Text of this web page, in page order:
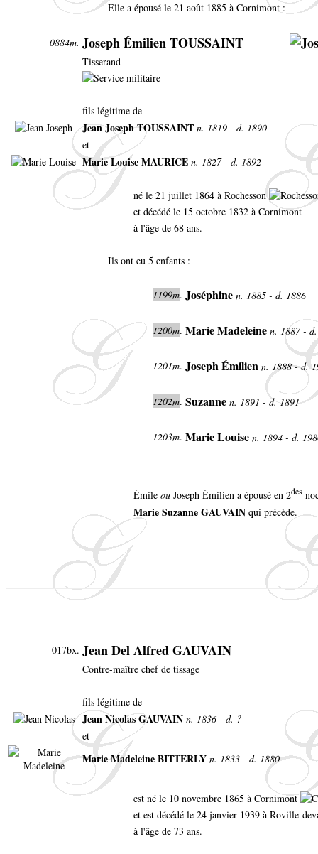
Elle a épousé le 21 août 1885 à Cornimont :
0884m. Joseph Émilien TOUSSAINT
Tisserand
fils légitime de
Jean Joseph TOUSSAINT n. 1819 - d. 1890
et
Marie Louise MAURICE n. 1827 - d. 1892
né le 21 juillet 1864 à Rochesson
et décédé le 15 octobre 1832 à Cornimont
à l'âge de 68 ans.
Ils ont eu 5 enfants :
1199m. Joséphine n. 1885 - d. 1886
1200m. Marie Madeleine n. 1887 -
1201m. Joseph Émilien n. 1888 - d.
1202m. Suzanne n. 1891 - d. 1891
1203m. Marie Louise n. 1894 - d.
Émile ou Joseph Émilien a épousé en 2des
Marie Suzanne GAUVAIN qui précède.
017bx. Jean Del Alfred GAUVAIN
Contre-maître chef de tissage
fils légitime de
Jean Nicolas GAUVAIN n. 1836 - d. ?
et
Marie Madeleine BITTERLY n. 1833 - d. 1880
est né le 10 novembre 1865 à Cornimont
et est décédé le 24 janvier 1939 à Roville-
à l'âge de 73 ans.